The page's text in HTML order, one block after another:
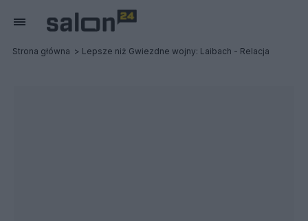
Strona główna Lepsze niż Gwiezdne wojny: Laibach - Relacja